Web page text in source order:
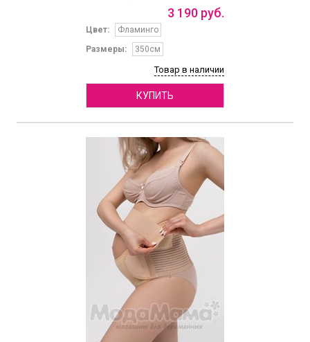
3 190 руб.
Цвет:
Фламинго
Размеры:
350см
Товар в наличии
КУПИТЬ